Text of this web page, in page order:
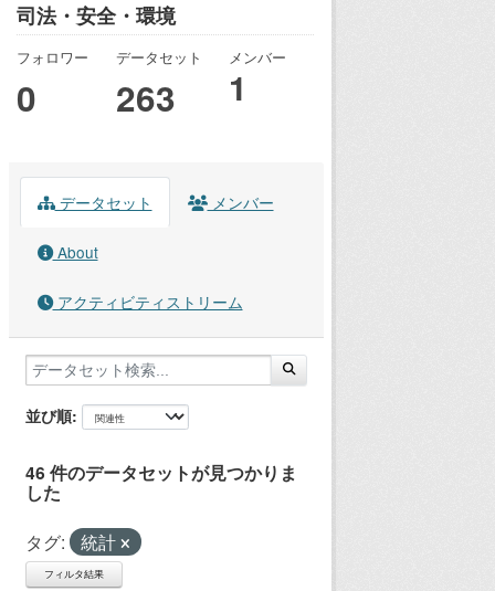
司法・安全・環境
フォロワー
0
データセット
263
メンバー
1
データセット メンバー
About
アクティビティストリーム
並び順
46 件のデータセットが見つかりま
した
タグ: 統計
フィルタ結果